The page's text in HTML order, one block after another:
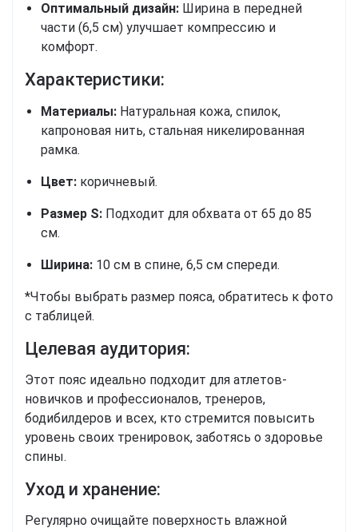
Оптимальный дизайн: Ширина в передней
части (6,5 см) улучшает компрессию и
комфорт.
Характеристики:
Материалы: Натуральная кожа, спилок,
капроновая нить, стальная никелированная
рамка.
Цвет: коричневый.
Размер S: Подходит для обхвата от 65 до 85
см.
Ширина: 10 см в спине, 6,5 см спереди.
*Чтобы выбрать размер пояса, обратитесь к фото
с таблицей.
Целевая аудитория:
Этот пояс идеально подходит для атлетов-
новичков и профессионалов, тренеров,
бодибилдеров и всех, кто стремится повысить
уровень своих тренировок, заботясь о здоровье
спины.
Уход и хранение:
Регулярно очищайте поверхность влажной